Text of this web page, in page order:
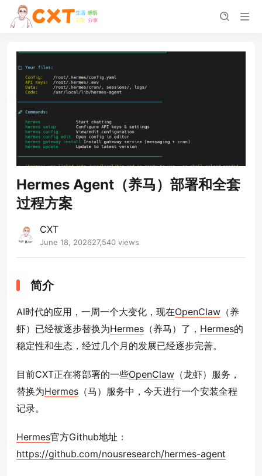
Hermes Agent（养马）部署和全套
过程方案
CXT
June 18, 202627,540 views
简介
AI时代的应用，一周一个大变化，现在OpenClaw （养
虾）已经被逐步替换为Hermes （养马）了， Hermes的
稳定性和生态，经过几个月的发展已经逐步完善。
目前CXT正在将部署的一些OpenClaw （龙虾）服务，
替换为Hermes （马）服务中，今天进行一个安装全程
记录。
Hermes官方Github地址：
https://github.com/nousresearch/hermes-agent